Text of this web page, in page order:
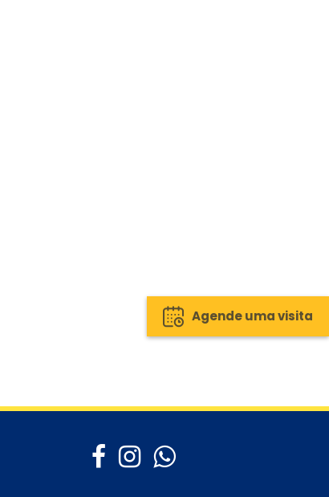
Agende uma visita